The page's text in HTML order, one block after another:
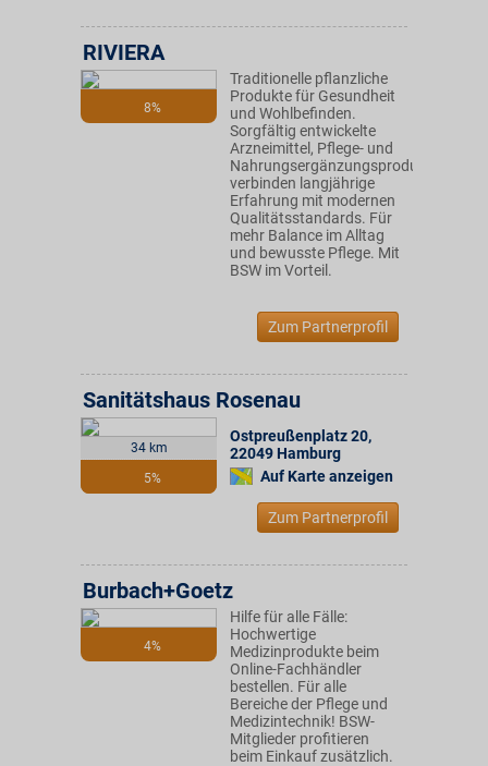
8%
RIVIERA
Traditionelle pflanzliche
Produkte für Gesundheit
und Wohlbefinden.
Sorgfältig entwickelte
Arzneimittel, Pflege- und
Nahrungsergänzungsprodukte
verbinden langjährige
Erfahrung mit modernen
Qualitätsstandards. Für
mehr Balance im Alltag
und bewusste Pflege. Mit
BSW im Vorteil.
Zum Partnerprofil
34 km
5%
Sanitätshaus Rosenau
Ostpreußenplatz 20,
22049 Hamburg
Auf Karte anzeigen
Zum Partnerprofil
4%
Burbach+Goetz
Hilfe für alle Fälle:
Hochwertige
Medizinprodukte beim
Online-Fachhändler
bestellen. Für alle
Bereiche der Pflege und
Medizintechnik! BSW-
Mitglieder profitieren
beim Einkauf zusätzlich.